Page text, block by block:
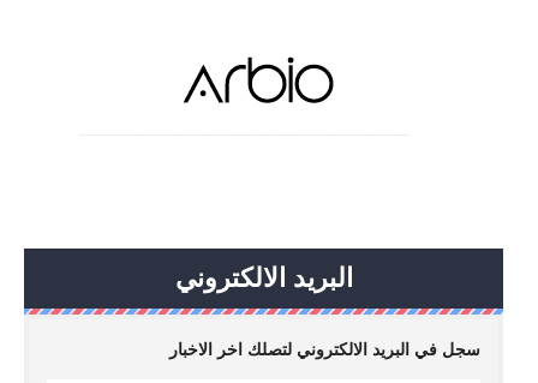
البريد الالكتروني
سجل في البريد الالكتروني لتصلك اخر الاخبار